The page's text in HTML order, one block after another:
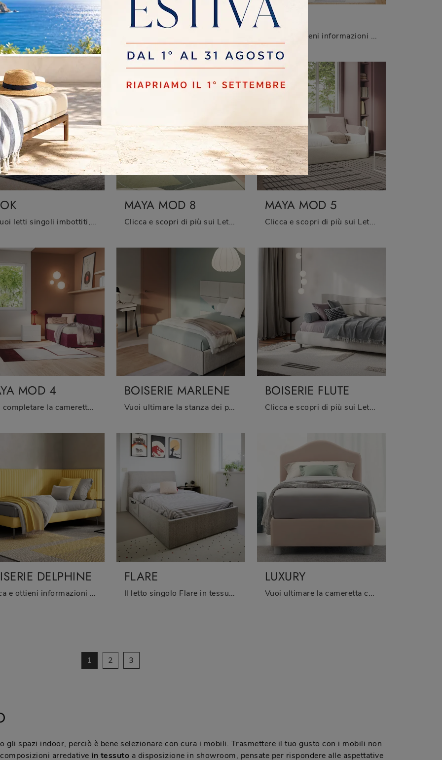
ESTRAIBILE
Vuoi completare la cameretta con un letto singolo in tessuto? Ti presentiamo il modello Max Estraibile di Twils per spazi moderni.
LOGAN ADA
Clicca e ottieni informazioni sui Letti singoli con contenitore: se vuoi modelli moderni, il modello Ada Twils fa per te.
Se vuoi letti singoli imbottiti, ecco qui il modello Book in tessuto per impreziosire la camera dei più piccoli.
MAYA MOD 8
Clicca e scopri di più sui Letti singoli moderni di Twils! Il modello Maya Mod 8 in tessuto ti sta aspettando.
MAYA MOD 5
Clicca e scopri di più sui Letti singoli con letto estraibile: se sei alla ricerca di modelli moderni, il modello Maya Mod 5 Twils fa al caso tuo.
MOD 4
Vuoi completare la cameretta con un letto singolo in tessuto? Ecco qui il modello Maya Mod 4 di Twils per spazi moderni.
BOISERIE MARLENE
Vuoi ultimare la stanza dei più piccoli con un letto singolo in tessuto? Ecco qui il modello Boiserie Marlene di Twils per spazi moderni.
BOISERIE FLUTE
Clicca e scopri di più sui Letti singoli design di Twils! Il modello Boiserie Flute in tessuto ti aspetta.
DELPHINE
Clicca e ottieni informazioni sui Letti singoli imbottiti: se sei alla ricerca di modelli moderni, il modello Boiserie Delphine Twils fa al caso tuo.
FLARE
Il letto singolo Flare in tessuto nella fotografia, tra i modelli con contenitore moderni di Nidi, è ideale per garantire il riposo migliore.
LUXURY
Vuoi ultimare la cameretta con un letto singolo in tessuto? Ecco qui il modello Luxury di Oggioni per spazi classici.
1 2 3
gli spazi indoor, perciò è bene selezionare con cura i mobili. Trasmettere il tuo gusto con i mobili non
arredative in tessuto a disposizione in showroom, pensate per rispondere alle aspettative